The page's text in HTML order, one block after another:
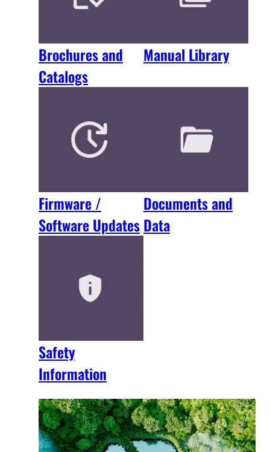
Brochures and
Catalogs
Manual Library
Firmware /
Software Updates
Documents and
Data
Safety
Information